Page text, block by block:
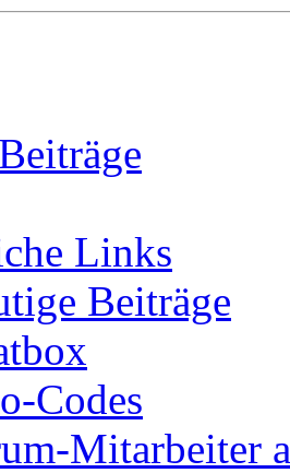
Links
Beiträge
Codes
Mitarbeiter